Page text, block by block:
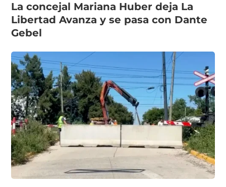
La concejal Mariana Huber deja La
Libertad Avanza y se pasa con Dante
Gebel